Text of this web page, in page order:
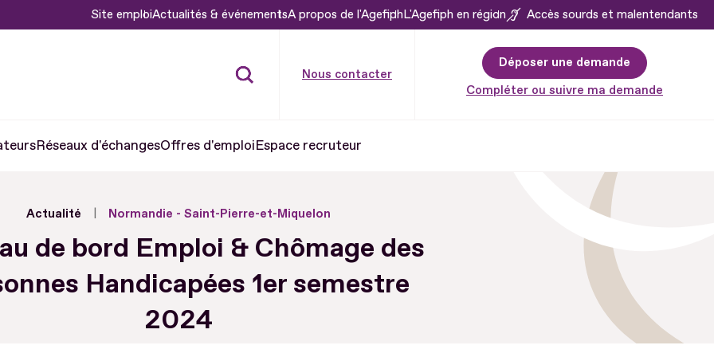
Site emploiActualités & événementsA propos de l'AgefiphL'Agefiph en région Accès sourds et malentendants
Nous contacter
Déposer une demande
Compléter ou suivre ma demande
Réseaux d'échangesOffres d'emploiEspace recruteur
Actualité Normandie - Saint-Pierre-et-Miquelon
de bord Emploi & Chômage des
Handicapées 1er semestre
2024